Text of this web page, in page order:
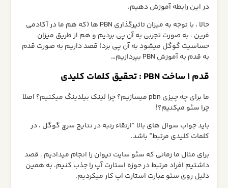
در این رابطه آموزش دهیم.
حالا ، با توجه به میزان تاثیرگذاری PBN ها (که هم ما در آکادمی
فرین ، به صورت تجربی به آن پی بردیم و هم از طریق میزان
حساسیت گوگل میشود به آن پی برد) قصد داریم به صورت قدم
به قدم به آموزش PBN بپردازیم…
قدم 1 ساخت PBN : تحقیق کلمات کلیدی
ما برای چه چیزی pbn میسازیم؟ چرا لینک بیلدینگ میکنیم؟ اصلا
چرا سئو میکنیم؟!
باید جواب سوال های بالا “ارتقاء رتبه در نتایج سرچ گوگل ، در
کلمات کلیدی مرتبط” باشد.
برای مثال ما زمانی که سئو سایت تیوان را انجام میدادیم ، قصد
داشتیم افراد مرتبط در حوزه استارت آپ را جذب کنیم. به همین
دلیل روی سئو عبارت استارت اپ کار میکردیم.